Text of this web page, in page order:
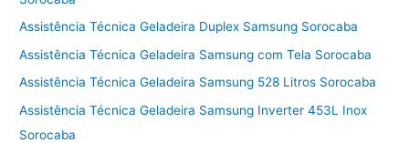
Assistência Técnica Geladeira Duplex Samsung Sorocaba
Assistência Técnica Geladeira Samsung com Tela Sorocaba
Assistência Técnica Geladeira Samsung 528 Litros Sorocaba
Assistência Técnica Geladeira Samsung Inverter 453L Inox
Sorocaba